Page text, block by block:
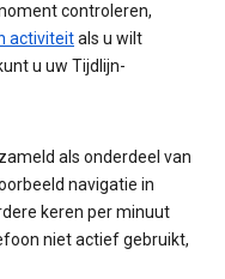
controleren,
activiteitals u wilt
u uw Tijdlijn-
als onderdeel van
navigatie in
keren per minuut
niet actief gebruikt,